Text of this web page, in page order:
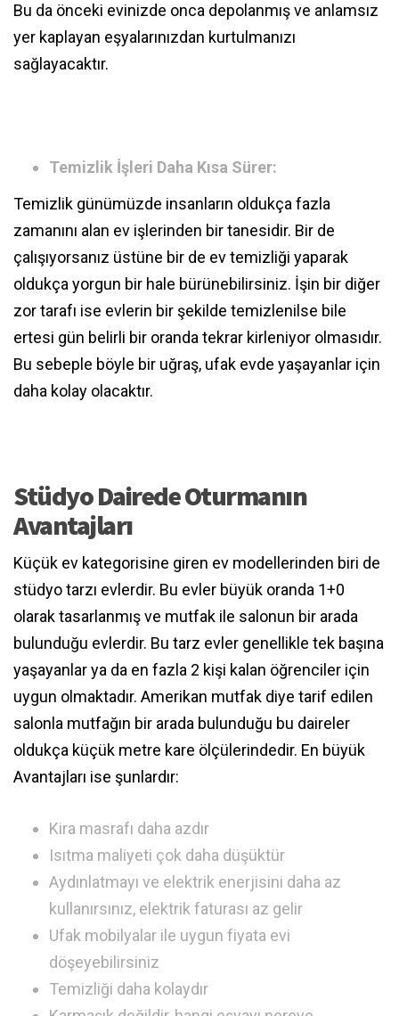
Bu da önceki evinizde onca depolanmış ve anlamsız
yer kaplayan eşyalarınızdan kurtulmanızı
sağlayacaktır.
Temizlik İşleri Daha Kısa Sürer:
Temizlik günümüzde insanların oldukça fazla
zamanını alan ev işlerinden bir tanesidir. Bir de
çalışıyorsanız üstüne bir de ev temizliği yaparak
oldukça yorgun bir hale bürünebilirsiniz. İşin bir diğer
zor tarafı ise evlerin bir şekilde temizlenilse bile
ertesi gün belirli bir oranda tekrar kirleniyor olmasıdır.
Bu sebeple böyle bir uğraş, ufak evde yaşayanlar için
daha kolay olacaktır.
Stüdyo Dairede Oturmanın
Avantajları
Küçük ev kategorisine giren ev modellerinden biri de
stüdyo tarzı evlerdir. Bu evler büyük oranda 1+0
olarak tasarlanmış ve mutfak ile salonun bir arada
bulunduğu evlerdir. Bu tarz evler genellikle tek başına
yaşayanlar ya da en fazla 2 kişi kalan öğrenciler için
uygun olmaktadır. Amerikan mutfak diye tarif edilen
salonla mutfağın bir arada bulunduğu bu daireler
oldukça küçük metre kare ölçülerindedir. En büyük
Avantajları ise şunlardır:
Kira masrafı daha azdır
Isıtma maliyeti çok daha düşüktür
Aydınlatmayı ve elektrik enerjisini daha az
kullanırsınız, elektrik faturası az gelir
Ufak mobilyalar ile uygun fiyata evi
döşeyebilirsiniz
Temizliği daha kolaydır